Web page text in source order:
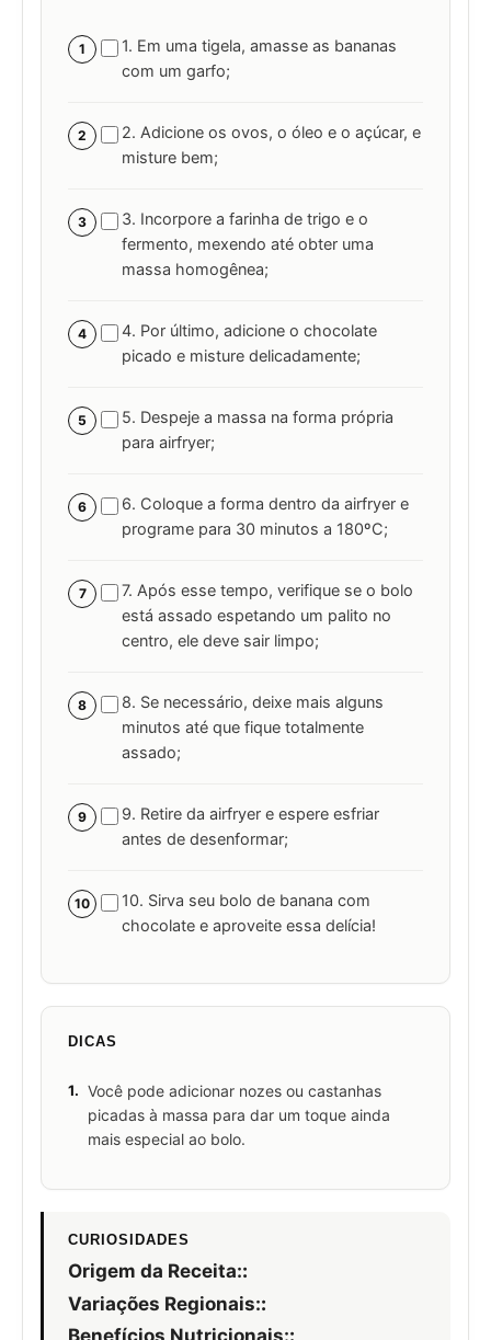
1
1. Em uma tigela, amasse as bananas
com um garfo;
2
2. Adicione os ovos, o óleo e o açúcar, e
misture bem;
3
3. Incorpore a farinha de trigo e o
fermento, mexendo até obter uma
massa homogênea;
4
4. Por último, adicione o chocolate
picado e misture delicadamente;
5
5. Despeje a massa na forma própria
para airfryer;
6
6. Coloque a forma dentro da airfryer e
programe para 30 minutos a 180ºC;
7
7. Após esse tempo, verifique se o bolo
está assado espetando um palito no
centro, ele deve sair limpo;
8
8. Se necessário, deixe mais alguns
minutos até que fique totalmente
assado;
9
9. Retire da airfryer e espere esfriar
antes de desenformar;
10
10. Sirva seu bolo de banana com
chocolate e aproveite essa delícia!
DICAS
1. Você pode adicionar nozes ou castanhas
picadas à massa para dar um toque ainda
mais especial ao bolo.
CURIOSIDADES
Origem da Receita::
Variações Regionais::